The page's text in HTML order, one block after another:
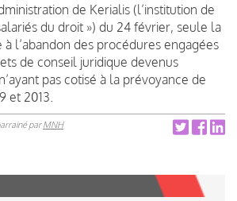
de Kerialis (l’institution de
du droit ») du 24 février, seule la
à l’abandon des procédures engagées
de conseil juridique devenus
pas cotisé à la prévoyance de
et 2013.
parMNH